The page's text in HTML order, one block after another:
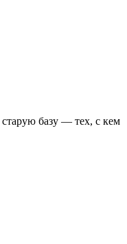
базу — тех, с кем